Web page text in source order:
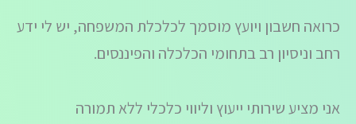
כרואה חשבון ויועץ מוסמך לכלכלת המשפחה, יש לי ידע
רחב וניסיון רב בתחומי הכלכלה והפיננסים.
אני מציע שירותי ייעוץ וליווי כלכלי ללא תמורה